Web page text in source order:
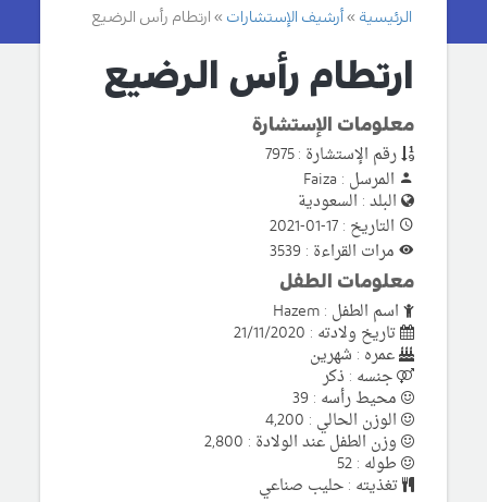
الرئيسية أرشيف الإستشارات ارتطام رأس الرضيع
ارتطام رأس الرضيع
معلومات الإستشارة
رقم الإستشارة : 7975
المرسل : Faiza
البلد : السعودية
التاريخ : 17-01-2021
مرات القراءة : 3539
معلومات الطفل
اسم الطفل : Hazem
تاريخ ولادته : 21/11/2020
عمره : شهرين
جنسه : ذكر
محيط رأسه : 39
الوزن الحالي : 4,200
وزن الطفل عند الولادة : 2,800
طوله : 52
تغذيته : حليب صناعي